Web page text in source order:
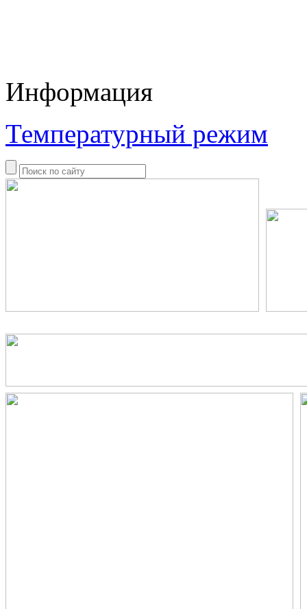
Информация
Температурный режим